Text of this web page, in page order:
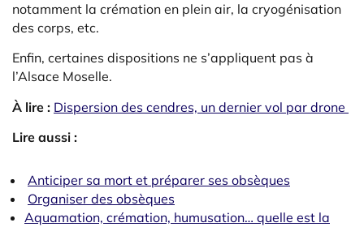
notamment la crémation en plein air, la cryogénisation
des corps, etc.
Enfin, certaines dispositions ne s’appliquent pas à
l’Alsace Moselle.
À lire : Dispersion des cendres, un dernier vol par drone
Lire aussi :
Anticiper sa mort et préparer ses obsèques
Organiser des obsèques
Aquamation, crémation, humusation… quelle est la